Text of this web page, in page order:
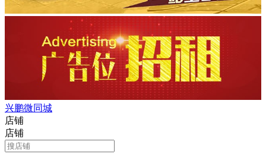
兴鹏微同城
店铺
店铺